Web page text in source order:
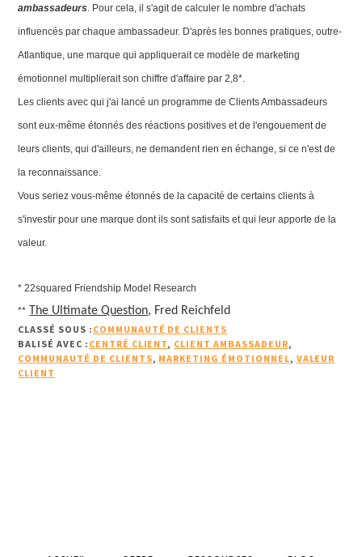
ambassadeurs . Pour cela, il s'agit de calculer le nombre d'achats
influencés par chaque ambassadeur. D'après les bonnes pratiques, outre-
Atlantique, une marque qui appliquerait ce modèle de marketing
émotionnel multiplierait son chiffre d'affaire par 2,8*.
Les clients avec qui j'ai lancé un programme de Clients Ambassadeurs
sont eux-même étonnés des réactions positives et de l'engouement de
leurs clients, qui d'ailleurs, ne demandent rien en échange, si ce n'est de
la reconnaissance.
Vous seriez vous-même étonnés de la capacité de certains clients à
s'investir pour une marque dont ils sont satisfaits et qui leur apporte de la
valeur.
* 22squared Friendship Model Research
**
The Ultimate Question, Fred Reichfeld
CLASSÉ SOUS : COMMUNAUTÉ DE CLIENTS
BALISÉ AVEC : CENTRÉ CLIENT, CLIENT AMBASSADEUR,
COMMUNAUTÉ DE CLIENTS, MARKETING ÉMOTIONNEL, VALEUR
CLIENT